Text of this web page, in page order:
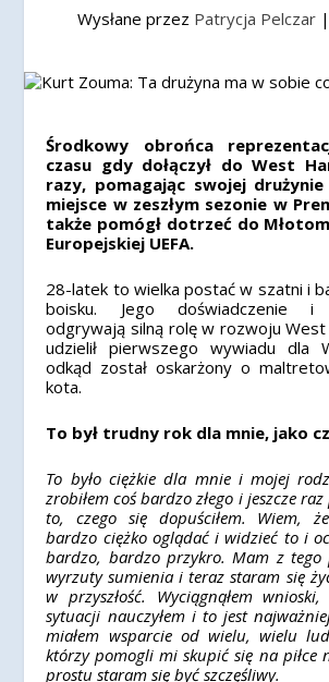
Wysłane przez Patrycja Pelczar|
Środkowy obrońca
czasu gdy dołączył do West
razy, pomagając swojej
miejsce w zeszłym sezonie w
także pomógł dotrzeć do
Europejskiej UEFA.
28-latek to wielka postać w szatni i
boisku. Jego doświadczenie i
odgrywają silną rolę w rozwoju West
udzielił pierwszego wywiadu dla
odkąd został oskarżony o
kota.
To był trudny rok dla mnie, jako
To było ciężkie dla mnie i mojej
zrobiłem coś bardzo złego i jeszcze
to, czego się dopuściłem. Wiem,
bardzo ciężko oglądać i widzieć to i
bardzo, bardzo przykro. Mam z tego
wyrzuty sumienia i teraz staram się
w przyszłość. Wyciągnąłem
sytuacji nauczyłem i to jest
miałem wsparcie od wielu, wielu
którzy pomogli mi skupić się na piłce
prostu staram się być szczęśliwy.